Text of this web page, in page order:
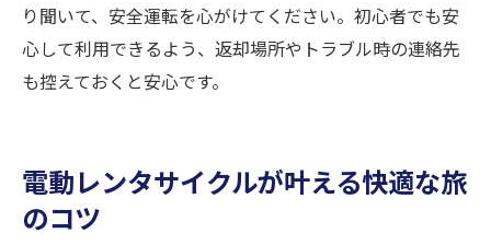
り聞いて、安全運転を心がけてください。初心者でも安
心して利用できるよう、返却場所やトラブル時の連絡先
も控えておくと安心です。
電動レンタサイクルが叶える快適な旅
のコツ